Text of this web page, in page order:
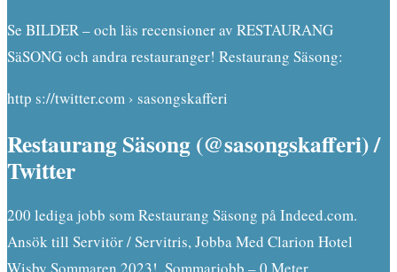
Se BILDER – och läs recensioner av RESTAURANG
SäSONG och andra restauranger! Restaurang Säsong:
http s://twitter.com › sasongskafferi
Restaurang Säsong (@sasongskafferi) /
Twitter
200 lediga jobb som Restaurang Säsong på Indeed.com.
Ansök till Servitör / Servitris, Jobba Med Clarion Hotel